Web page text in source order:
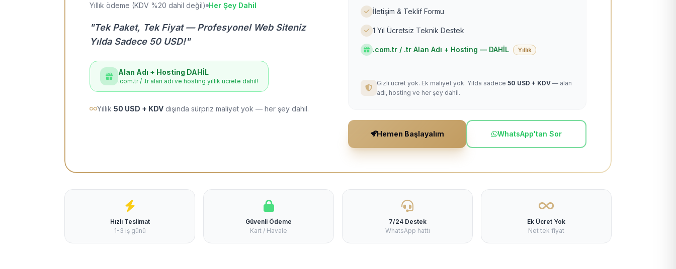
Yıllık ödeme (KDV %20 dahil değil) Her Şey Dahil
"Tek Paket, Tek Fiyat — Profesyonel Web Siteniz
Yılda Sadece 50 USD!"
Alan Adı + Hosting DAHİL
.com.tr / .tr alan adı ve hosting yıllık ücrete dahil!
Yıllık 50 USD + KDV dışında sürpriz maliyet yok — her şey dahil.
İletişim & Teklif Formu
1 Yıl Ücretsiz Teknik Destek
.com.tr / .tr Alan Adı + Hosting — DAHİL Yıllık
Gizli ücret yok. Ek maliyet yok. Yılda sadece 50 USD + KDV — alan
adı, hosting ve her şey dahil.
Hemen Başlayalım WhatsApp'tan Sor
Hızlı Teslimat
1-3 iş günü
Güvenli Ödeme
Kart / Havale
7/24 Destek
WhatsApp hattı
Ek Ücret Yok
Net tek fiyat